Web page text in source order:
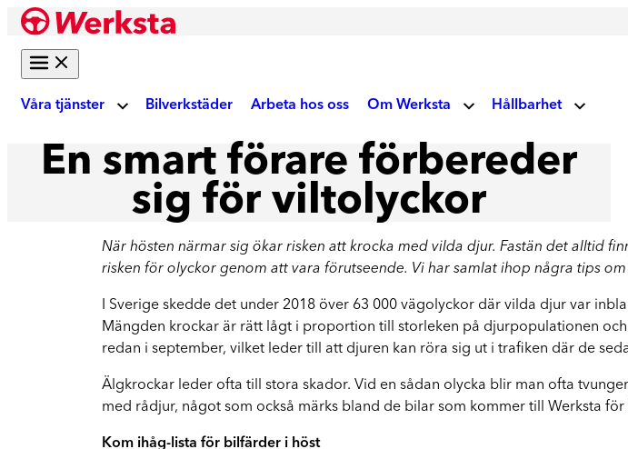
Hoppa
innehåll
Våra tjänster
Gör digital fotobesiktning eller boka tid på
Auktoriserad skadeverkstad
Reparation enligt tillverkarens krav
Glas
Lagning av stenskott och byte
Bilverkstäder Arbeta hos oss Om Werksta
Om oss
Kundupplevelser
Aktuellt
Werksta Group
FAQ
Hållbarhet
Miljö- och
Våra vägvisare
Corporate
Läs mer om
Ta del av våra
En smart förare förbereder
sig för viltolyckor
När hösten närmar sig ökar risken att krocka med vilda djur. Fastän det alltid
risken för olyckor genom att vara förutseende. Vi har samlat ihop några tips
I Sverige skedde det under 2018 över 63 000 vägolyckor där vilda djur var
Mängden krockar är rätt lågt i proportion till storleken på djurpopulationen
redan i september, vilket leder till att djuren kan röra sig ut i trafiken där de
Älgkrockar leder ofta till stora skador. Vid en sådan olycka blir man ofta
med rådjur, något som också märks bland de bilar som kommer till Werksta
Kom ihåg-lista för bilfärder i höst